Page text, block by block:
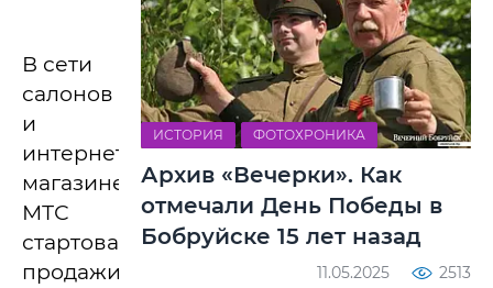
В сети
салонов
и
интернет-
магазине
МТС
стартовали
продажи
ИСТОРИЯ ФОТОХРОНИКА
Архив «Вечерки». Как
отмечали День Победы в
Бобруйске 15 лет назад
11.05.2025 2513